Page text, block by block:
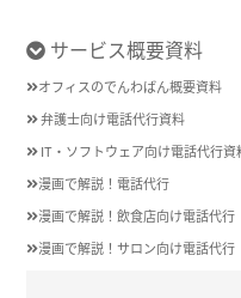
サービス概要資料
オフィスのでんわばん概要資料
弁護士向け電話代行資料
IT・ソフトウェア向け電話代行資
漫画で解説！電話代行
漫画で解説！飲食店向け電話代行
漫画で解説！サロン向け電話代行